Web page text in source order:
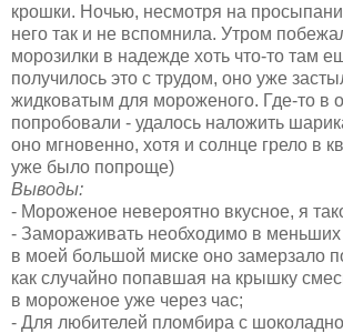
крошки. Ночью, несмотря на
него так и не вспомнила. Утром
морозилки в надежде хоть что-то там
получилось это с трудом, оно уже
жидковатым для мороженого. Где-то в
попробовали - удалось наложить
оно мгновенно, хотя и солнце грело в
уже было попроще)
Выводы:
- Мороженое невероятно вкусное, я
- Замораживать необходимо в меньших
в моей большой миске оно замерзало
как случайно попавшая на крышку
в мороженое уже через час;
- Для любителей пломбира с